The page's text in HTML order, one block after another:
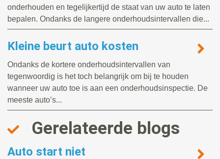
onderhouden en tegelijkertijd de staat van uw auto te laten
bepalen. Ondanks de langere onderhoudsintervallen die...
Kleine beurt auto kosten
Ondanks de kortere onderhoudsintervallen van
tegenwoordig is het toch belangrijk om bij te houden
wanneer uw auto toe is aan een onderhoudsinspectie. De
meeste auto’s...
Gerelateerde blogs
Auto start niet